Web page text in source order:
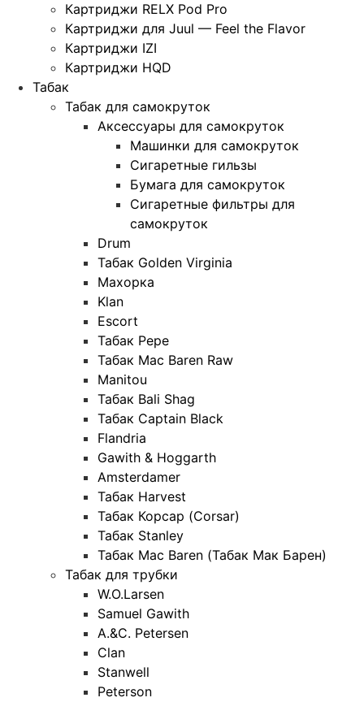
Картриджи RELX Pod Pro
Картриджи для Juul — Feel the Flavor
Картриджи IZI
Картриджи HQD
Табак
Табак для самокруток
Аксессуары для самокруток
Машинки для самокруток
Сигаретные гильзы
Бумага для самокруток
Сигаретные фильтры для
самокруток
Drum
Табак Golden Virginia
Махорка
Klan
Escort
Табак Pepe
Табак Mac Baren Raw
Manitou
Табак Bali Shag
Табак Captain Black
Flandria
Gawith & Hoggarth
Amsterdamer
Табак Harvest
Табак Корсар (Corsar)
Табак Stanley
Табак Mac Baren (Табак Мак Барен)
Табак для трубки
W.O.Larsen
Samuel Gawith
A.&C. Petersen
Clan
Stanwell
Peterson